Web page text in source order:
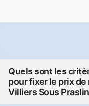
Quels sont les
pour fixer le prix
Villiers Sous